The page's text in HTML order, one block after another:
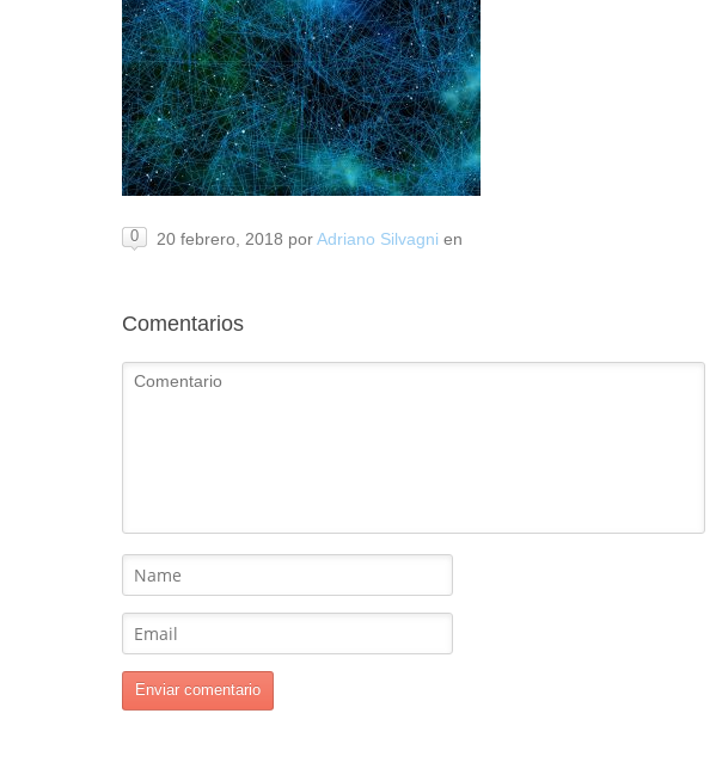
0 20 febrero, 2018 porAdriano Silvagni en
Comentarios